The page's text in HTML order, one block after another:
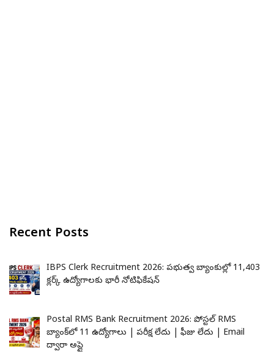
Recent Posts
IBPS Clerk Recruitment 2026: ప్రభుత్వ బ్యాంకుల్లో 11,403
క్లర్క్ ఉద్యోగాలకు భారీ నోటిఫికేషన్
Postal RMS Bank Recruitment 2026: పోస్టల్ RMS
బ్యాంక్‌లో 11 ఉద్యోగాలు | పరీక్ష లేదు | ఫీజు లేదు | Email
ద్వారా అప్లై